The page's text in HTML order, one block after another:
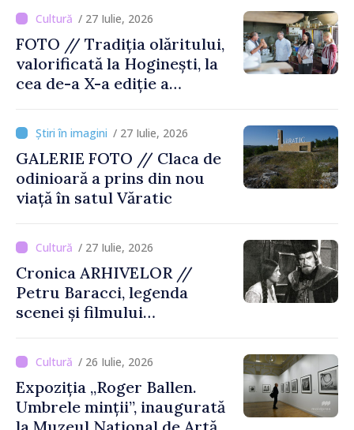
/ 27 Iulie, 2026
FOTO // Tradiția olăritului,
valorificată la Hoginești, la
cea de-a X-a ediție a
Vasile Gonciari”
/ 27 Iulie, 2026
GALERIE FOTO // Claca de
odinioară a prins din nou
viață în satul Văratic
/ 27 Iulie, 2026
Cronica ARHIVELOR //
Petru Baracci, legenda
scenei și filmului
/ 26 Iulie, 2026
Expoziția „Roger Ballen.
Umbrele minții”, inaugurată